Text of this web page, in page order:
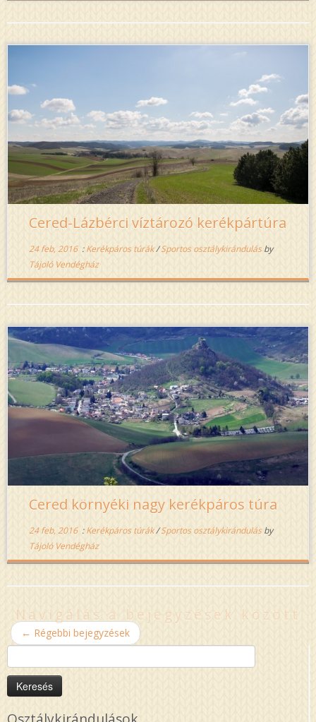
Cered-Lázbérci víztározó kerékpártúra
24 feb, 2016:Kerékpáros túrák/Sportos osztálykirándulás by
Tájoló Vendégház
Cered környéki nagy kerékpáros túra
24 feb, 2016:Kerékpáros túrák/Sportos osztálykirándulásby
Tájoló Vendégház
Navigálás a bejegyzések között
← Régebbi bejegyzések